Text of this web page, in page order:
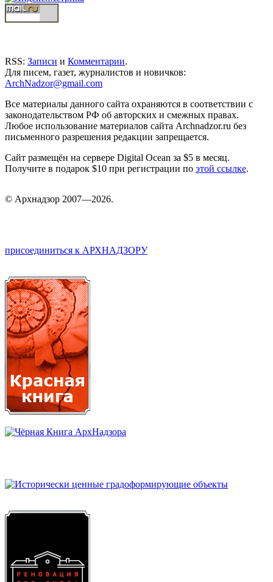
RSS: Записи и Комментарии.
Для писем, газет, журналистов и новичков:
ArchNadzor@gmail.com
Все материалы данного сайта охраняются в соответствии с
законодательством РФ об авторских и смежных правах.
Любое использование материалов сайта Archnadzor.ru без
письменного разрешения редакции запрещается.
Сайт размещён на сервере Digital Ocean за $5 в месяц.
Получите в подарок $10 при регистрации по этой ссылке.
© Архнадзор 2007—2026.
присоединиться к АРХНАДЗОРУ